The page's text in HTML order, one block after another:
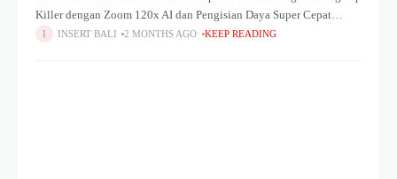
Killer dengan Zoom 120x AI dan Pengisian Daya Super Cepat
JAKARTA – Xiaomi kembali menaikkan standar persaingan
INSERT BALI 2 MONTHS AGO KEEP READING